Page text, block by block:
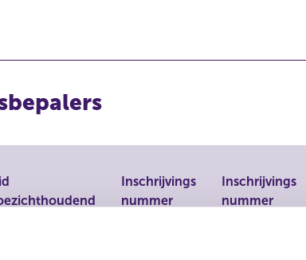
Inschrijvings
nummer
Inschrijvings
nummer